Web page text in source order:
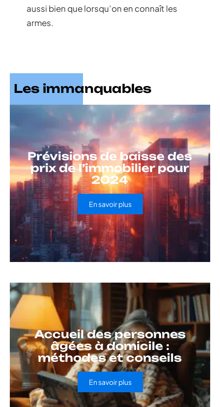
aussi bien que lorsqu’on en connaît les
armes.
Les immanquables
Prévisions de baisse des
prix de l’immobilier pour
2024
En savoir plus
Accueil des personnes
âgées à domicile :
méthodes et conseils
En savoir plus